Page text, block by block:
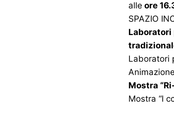
alle ore
SPAZIO
Laboratori
Laboratori
Mostra
Mostra “I